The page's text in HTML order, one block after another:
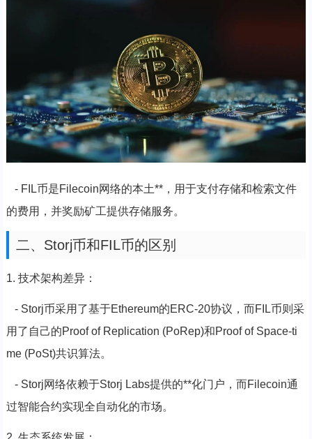
- FIL币是Filecoin网络的本土**，用于支付存储和检索文件
的费用，并奖励矿工提供存储服务。
二、Storj币和FIL币的区别
1. 技术架构差异：
- Storj币采用了基于Ethereum的ERC-20协议，而FIL币则采
用了自己的Proof of Replication (PoRep)和Proof of Space-ti
me (PoSt)共识算法。
- Storj网络依赖于Storj Labs提供的**化门户，而Filecoin通
过智能合约实现全自动化的市场。